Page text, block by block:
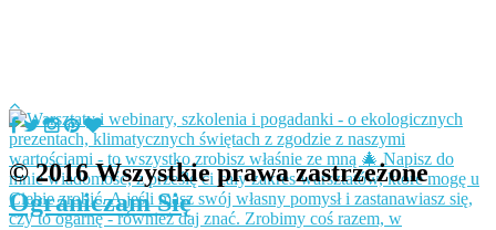
© 2016 Wszystkie prawa zastrzeżone
Ograniczam Się